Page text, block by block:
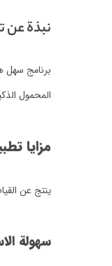
نبذة
برنامج سهل
المحمول
مزايا
ينتج عن
سهولة